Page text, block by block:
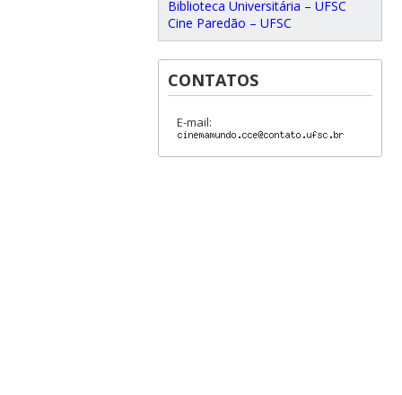
Biblioteca Universitária – UFSC
Cine Paredão – UFSC
CONTATOS
E-mail: